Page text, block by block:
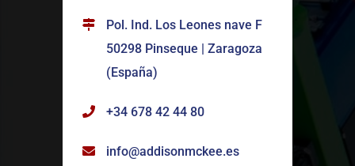
Pol. Ind. Los Leones nave F
50298 Pinseque | Zaragoza
(España)
+34 678 42 44 80
info@addisonmckee.es